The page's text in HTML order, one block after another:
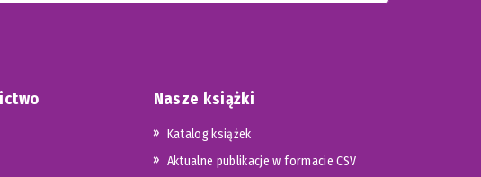
Nasze książki
Katalog książek
Aktualne publikacje w formacie CSV